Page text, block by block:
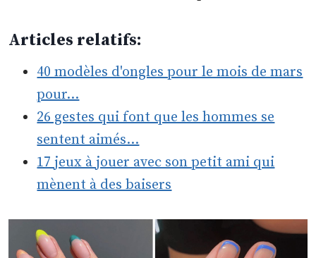
Articles relatifs:
40 modèles d'ongles pour le mois de mars
pour…
26 gestes qui font que les hommes se
sentent aimés…
17 jeux à jouer avec son petit ami qui
mènent à des baisers